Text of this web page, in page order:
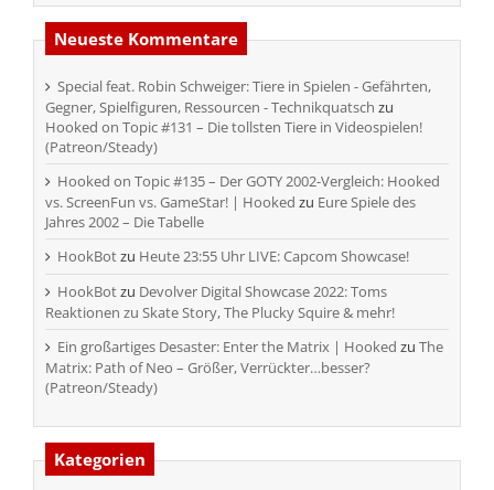
Neueste Kommentare
Special feat. Robin Schweiger: Tiere in Spielen - Gefährten,
Gegner, Spielfiguren, Ressourcen - Technikquatsch zu
Hooked on Topic #131 – Die tollsten Tiere in Videospielen!
(Patreon/Steady)
Hooked on Topic #135 – Der GOTY 2002-Vergleich: Hooked
vs. ScreenFun vs. GameStar! | Hooked zu Eure Spiele des
Jahres 2002 – Die Tabelle
HookBotzu Heute 23:55 Uhr LIVE: Capcom Showcase!
HookBotzu Devolver Digital Showcase 2022: Toms
Reaktionen zu Skate Story, The Plucky Squire & mehr!
Ein großartiges Desaster: Enter the Matrix | Hooked zu The
Matrix: Path of Neo – Größer, Verrückter…besser?
(Patreon/Steady)
Kategorien